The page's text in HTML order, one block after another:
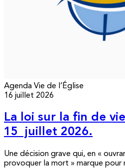
Agenda Vie de l’Église
16 juillet 2026
La loi sur la fin de
15 juillet 2026.
Une décision grave qui, en «
provoquer la mort » marque pour